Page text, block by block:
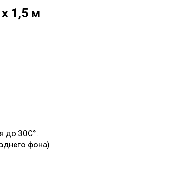
1,5 м
до 30С°.
фона)